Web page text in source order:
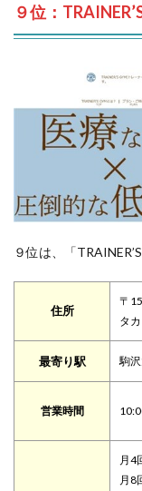
９位：
９位は、「
住所
〒
タ
最寄り駅 駒
営業時間
月4
月8